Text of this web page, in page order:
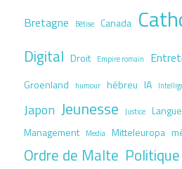
Bretagne Bêtise Canada
Digital Droit Empire romain
Groenland humour hébreu IA
Japon Jeunesse Justice
Management Media Mitteleuropa
Ordre de Malte Politique